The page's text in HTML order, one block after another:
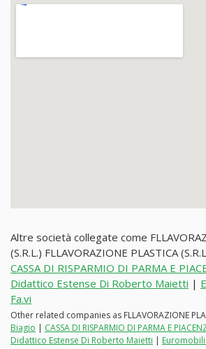
Altre società collegate come
(S.R.L.) FLLAVORAZIONE PLASTICA
CASSA DI RISPARMIO DI PARMA E
Didattico Estense Di Roberto Maietti |
Fa.vi
Other related companies as FLLAVORAZIONE
Biagio | CASSA DI RISPARMIO DI PARMA E
Didattico Estense Di Roberto Maietti |